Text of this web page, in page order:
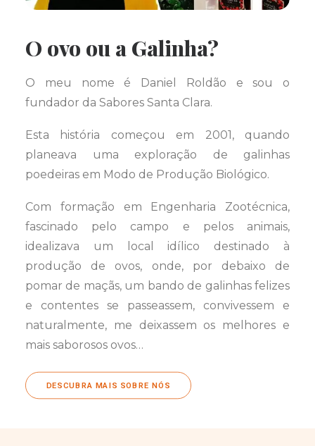
O ovo ou a Galinha?
O meu nome é Daniel Roldão e sou o
fundador da Sabores Santa Clara.
Esta história começou em 2001, quando
planeava uma exploração de galinhas
poedeiras em Modo de Produção Biológico.
Com formação em Engenharia Zootécnica,
fascinado pelo campo e pelos animais,
idealizava um local idílico destinado à
produção de ovos, onde, por debaixo de
pomar de maçãs, um bando de galinhas felizes
e contentes se passeassem, convivessem e
naturalmente, me deixassem os melhores e
mais saborosos ovos…
DESCUBRA MAIS SOBRE NÓS